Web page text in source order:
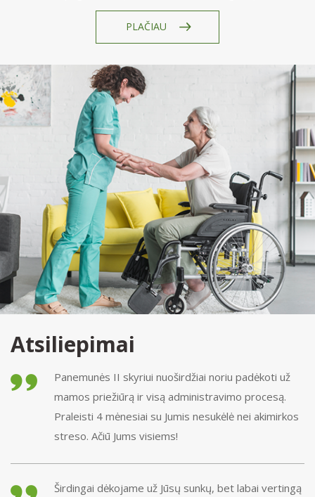
PLAČIAU
Atsiliepimai
Panemunės II skyriui nuoširdžiai noriu padėkoti už
mamos priežiūrą ir visą administravimo procesą.
Praleisti 4 mėnesiai su Jumis nesukėlė nei akimirkos
streso. Ačiū Jums visiems!
Širdingai dėkojame už Jūsų sunkų, bet labai vertingą